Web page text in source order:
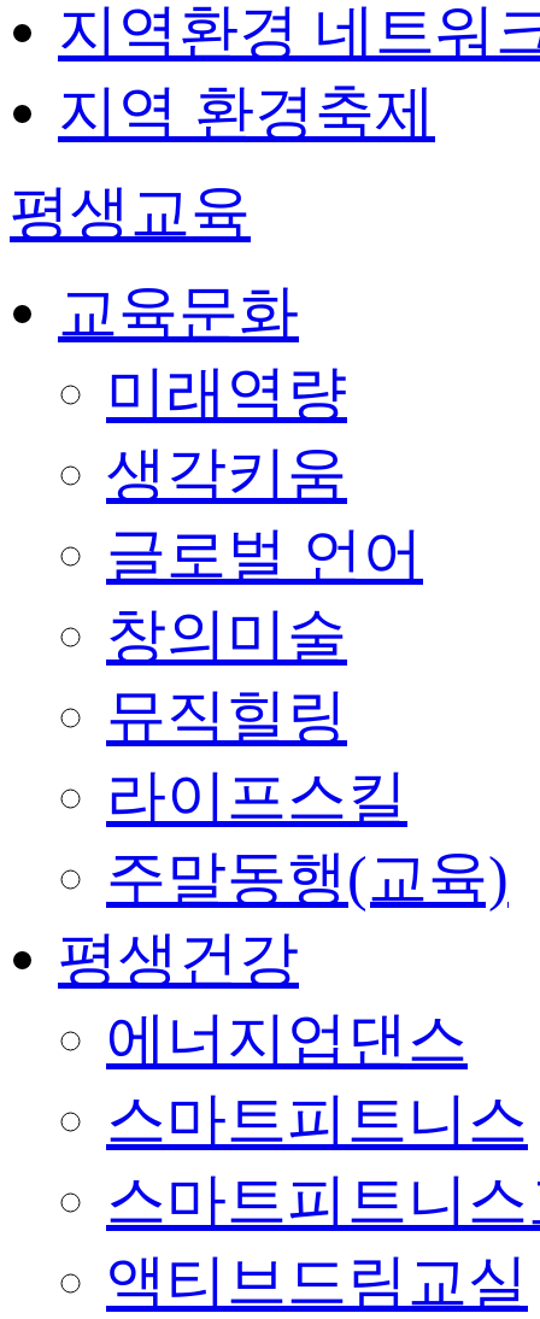
지역환경 네트워
지역 환경축제
평생교육
교육문화
미래역량
생각키움
글로벌 언어
창의미술
뮤직힐링
라이프스킬
주말동행(교육)
평생건강
에너지업댄스
스마트피트니스
스마트피트니
액티브드림교실